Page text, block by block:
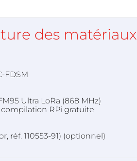
des matériaux
FDSM
Ultra LoRa (868 MHz)
RPi gratuite
réf. 110553-91) (optionnel)